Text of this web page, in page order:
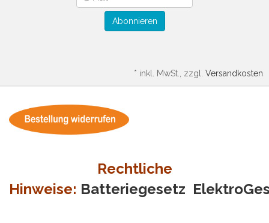
Abonnieren
* inkl. MwSt., zzgl. Versandkosten
Rechtliche
Hinweise: Batteriegesetz